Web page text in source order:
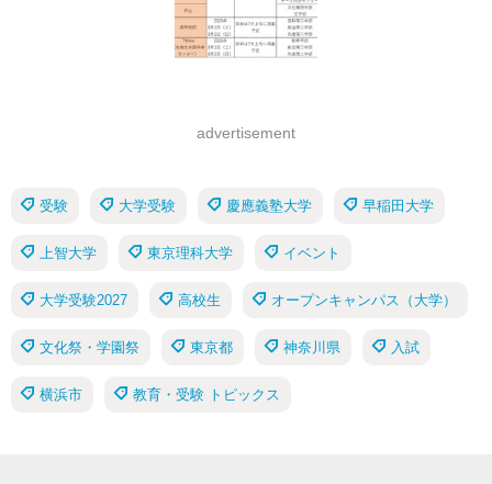
advertisement
受験 大学受験 慶應義塾大学 早稲田大学
上智大学 東京理科大学 イベント
大学受験2027 高校生 オープンキャンパス（大学）
文化祭・学園祭 東京都 神奈川県 入試
横浜市 教育・受験 トピックス